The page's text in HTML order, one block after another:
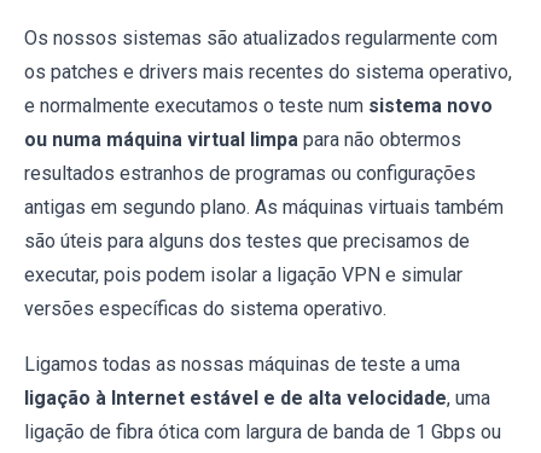
Os nossos sistemas são atualizados regularmente com
os patches e drivers mais recentes do sistema operativo,
e normalmente executamos o teste num sistema novo
ou numa máquina virtual limpa para não obtermos
resultados estranhos de programas ou configurações
antigas em segundo plano. As máquinas virtuais também
são úteis para alguns dos testes que precisamos de
executar, pois podem isolar a ligação VPN e simular
versões específicas do sistema operativo.
Ligamos todas as nossas máquinas de teste a uma
ligação à Internet estável e de alta velocidade, uma
ligação de fibra ótica com largura de banda de 1 Gbps ou